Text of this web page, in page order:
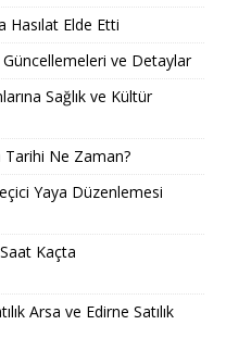
Hasılat Elde Etti
ve Detaylar
Sağlık ve Kültür
Tarihi Ne Zaman?
Yaya Düzenlemesi
Kaçta
Arsa ve Edirne Satılık